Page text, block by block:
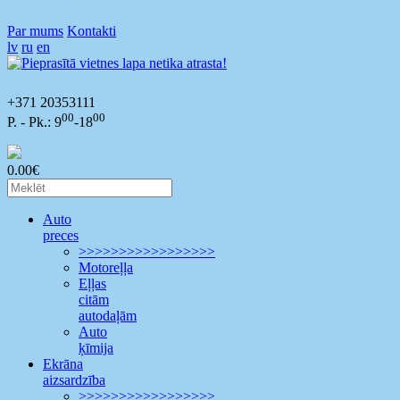
Par mums Kontakti
lv ru en
+371 20353111
P. - Pk.: 900-1800
0.00€
Auto
preces
>>>>>>>>>>>>>>>>>
Motoreļļa
Eļļas
citām
autodaļām
Auto
ķīmija
Ekrāna
aizsardzība
>>>>>>>>>>>>>>>>>